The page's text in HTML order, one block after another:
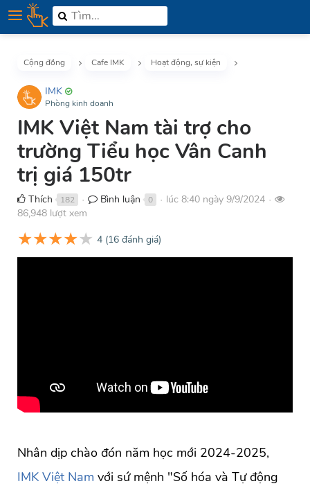
Cộng đồng Cafe IMK Hoạt động, sự kiện
IMK
Phòng kinh doanh
IMK Việt Nam tài trợ cho
trường Tiểu học Vân Canh
trị giá 150tr
Thích 182 ● Bình luận 0 ● lúc 8:40 ngày 9/9/2024 ●
86,948 lượt xem
★★★★★ 4 (16 đánh giá)
Nhân dịp chào đón năm học mới 2024-2025,
IMK Việt Nam với sứ mệnh "Số hóa và Tự động